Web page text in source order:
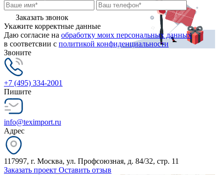
Заказать звонок
Укажите корректные данные
Даю согласие на обработку моих персональных данных
в соответсвии с политикой конфиденциальности
Звоните
+7 (495) 334-2001
Пишите
info@teximport.ru
Адрес
117997, г. Москва, ул. Профсоюзная, д. 84/32, стр. 11
Заказать проект Оставить отзыв